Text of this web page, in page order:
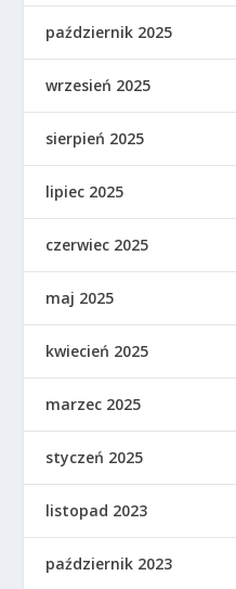
październik 2025
wrzesień 2025
sierpień 2025
lipiec 2025
czerwiec 2025
maj 2025
kwiecień 2025
marzec 2025
styczeń 2025
listopad 2023
październik 2023